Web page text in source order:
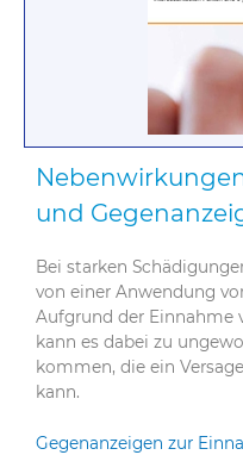
und
Bei starken
von einer Anwendung
Aufgrund der Einnahme
kann es dabei zu
kommen, die ein
kann.
Gegenanzeigen zur